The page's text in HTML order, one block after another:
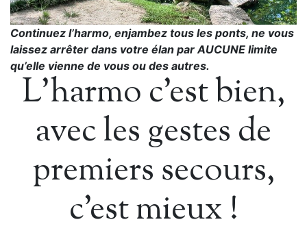
Continuez l’harmo, enjambez tous les ponts, ne vous
laissez arrêter dans votre élan par AUCUNE limite
qu’elle vienne de vous ou des autres.
L’harmo c’est bien,
avec les gestes de
premiers secours,
c’est mieux !